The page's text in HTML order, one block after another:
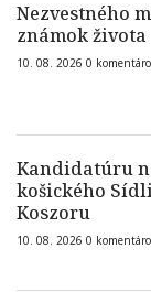
Nezvestného
známok života
10. 08. 2026 0
Kandidatúru
košického
Koszoru
10. 08. 2026 0